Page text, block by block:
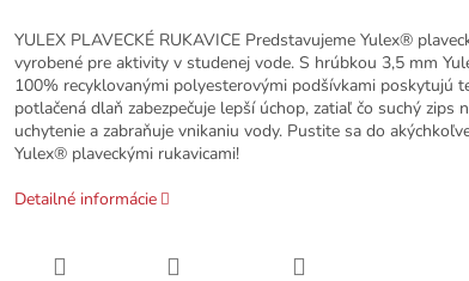
YULEX PLAVECKÉ RUKAVICE Predstavujeme Yulex®
vyrobené pre aktivity v studenej vode. S hrúbkou 3,5 mm
100% recyklovanými polyesterovými podšívkami poskytujú
potlačená dlaň zabezpečuje lepší úchop, zatiaľ čo suchý zips
uchytenie a zabraňuje vnikaniu vody. Pustite sa do
Yulex® plaveckými rukavicami!
Detailné informácie